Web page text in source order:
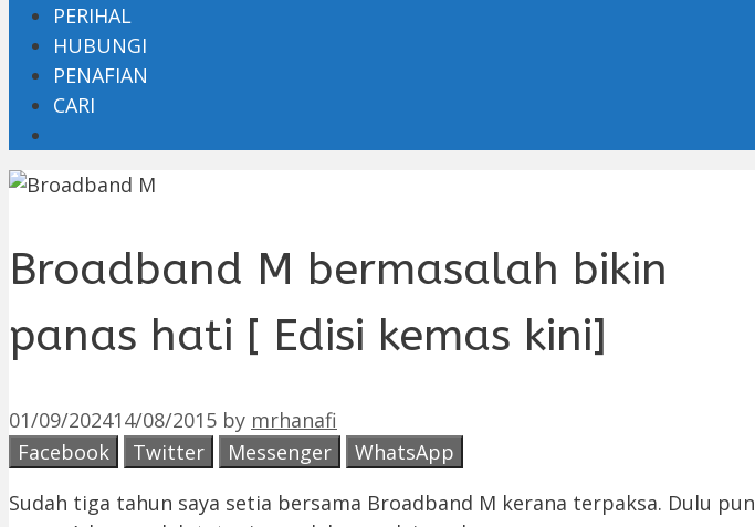
PERIHAL
HUBUNGI
PENAFIAN
CARI
Broadband M bermasalah bikin
panas hati [ Edisi kemas kini]
01/09/202414/08/2015 by mrhanafi
Facebook
Twitter Messenger
WhatsApp
Sudah tiga tahun saya setia bersama Broadband M kerana terpaksa. Dulu pun